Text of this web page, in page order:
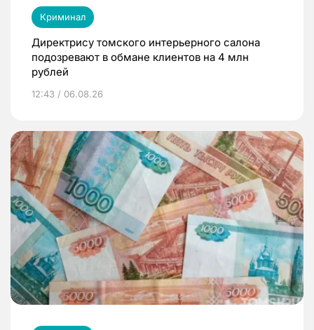
Криминал
Директрису томского интерьерного салона
подозревают в обмане клиентов на 4 млн
рублей
12:43 / 06.08.26